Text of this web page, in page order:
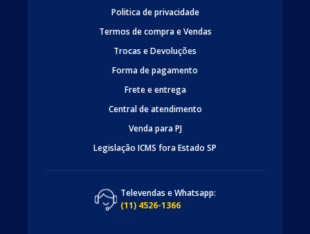
Politica de privacidade
Termos de compra e Vendas
Trocas e Devoluções
Forma de pagamento
Frete e entrega
Central de atendimento
Venda para PJ
Legislação ICMS fora Estado SP
Televendas e Whatsapp:
(11) 4526-1366